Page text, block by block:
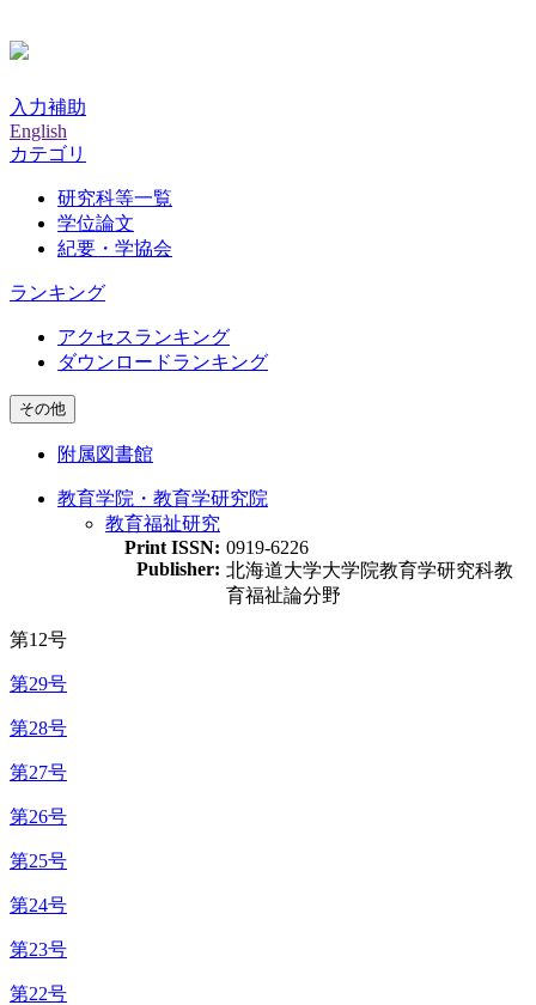
入力補助
English
カテゴリ
研究科等一覧
学位論文
紀要・学協会
ランキング
アクセスランキング
ダウンロードランキング
その他
附属図書館
教育学院・教育学研究院
教育福祉研究
Print ISSN: 0919-6226
Publisher: 北海道大学大学院教育学研究科教
育福祉論分野
第12号
第29号
第28号
第27号
第26号
第25号
第24号
第23号
第22号